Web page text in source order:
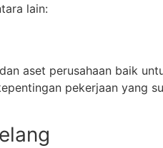
lain:
aset perusahaan baik
pekerjaan yang